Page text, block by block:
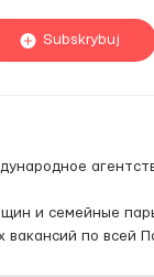
Subskrybuj
и семейные
по всей